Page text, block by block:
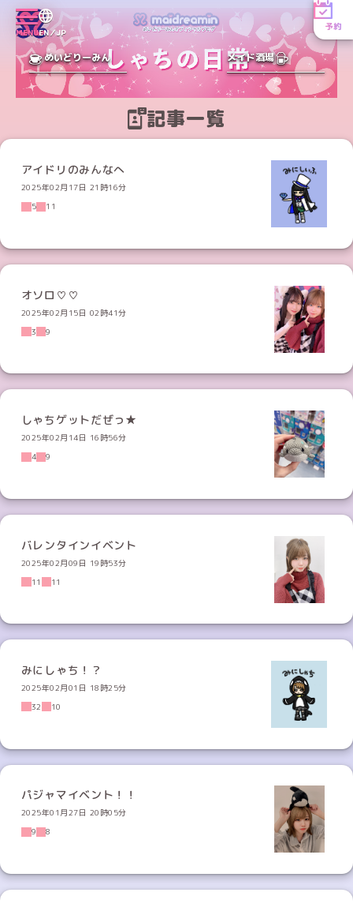
MENUEN／JP
予約
めいどりーみん メイド酒場
記事一覧
アイドリのみんなへ
2025年02月17日 21時16分
5
11
オソロ♡♡
2025年02月15日 02時41分
3
9
しゃちゲットだぜっ★
2025年02月14日 16時56分
4
9
バレンタインイベント
2025年02月09日 19時53分
11
11
みにしゃち！？
2025年02月01日 18時25分
32
10
パジャマイベント！！
2025年01月27日 20時05分
9
8